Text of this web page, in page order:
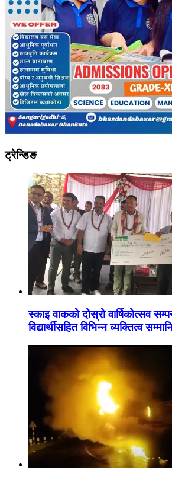
ट्रेन्डिङ
स्काइ वाकको दोस्रो वार्षिकोत्सव
विद्यार्थीसहित विभिन्न व्यक्तित्व